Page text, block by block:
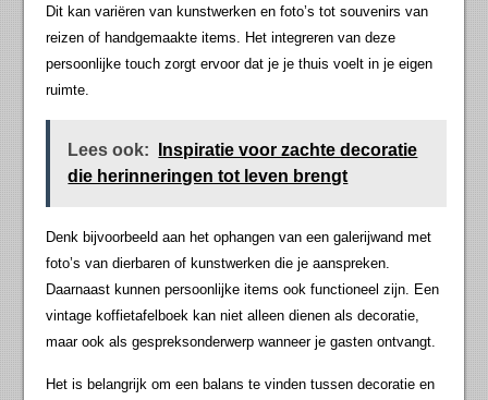
Dit kan variëren van kunstwerken en foto’s tot souvenirs van
reizen of handgemaakte items. Het integreren van deze
persoonlijke touch zorgt ervoor dat je je thuis voelt in je eigen
ruimte.
Lees ook:
Inspiratie voor zachte decoratie
die herinneringen tot leven brengt
Denk bijvoorbeeld aan het ophangen van een galerijwand met
foto’s van dierbaren of kunstwerken die je aanspreken.
Daarnaast kunnen persoonlijke items ook functioneel zijn. Een
vintage koffietafelboek kan niet alleen dienen als decoratie,
maar ook als gespreksonderwerp wanneer je gasten ontvangt.
Het is belangrijk om een balans te vinden tussen decoratie en